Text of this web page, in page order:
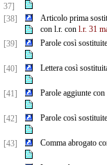
37]
[38] Articolo prima
con l.r. con l.r. 31
[39]
Parole così
[40] Lettera così
[41] Parole aggiunte con
[42] Parole così
[43] Comma abrogato